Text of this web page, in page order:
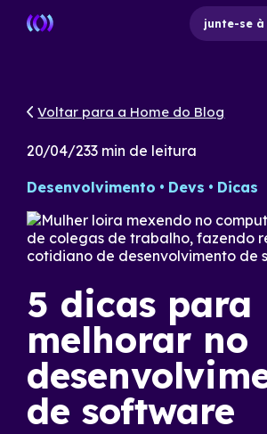
junte-se
Voltar para a Home do Blog
20/04/233 min de leitura
Desenvolvimento Devs Dicas
5 dicas para
melhorar no
de software